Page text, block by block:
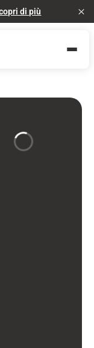
di più